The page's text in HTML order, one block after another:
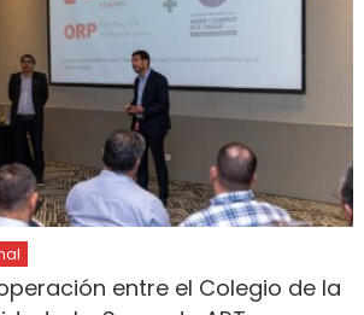
entre el Colegio de la